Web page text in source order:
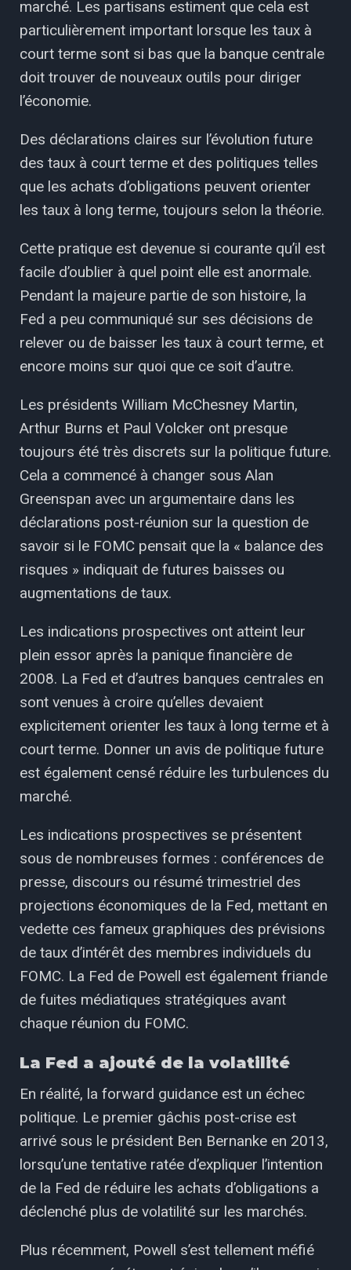
marché. Les partisans estiment que cela est
particulièrement important lorsque les taux à
court terme sont si bas que la banque centrale
doit trouver de nouveaux outils pour diriger
l’économie.
Des déclarations claires sur l’évolution future
des taux à court terme et des politiques telles
que les achats d’obligations peuvent orienter
les taux à long terme, toujours selon la théorie.
Cette pratique est devenue si courante qu’il est
facile d’oublier à quel point elle est anormale.
Pendant la majeure partie de son histoire, la
Fed a peu communiqué sur ses décisions de
relever ou de baisser les taux à court terme, et
encore moins sur quoi que ce soit d’autre.
Les présidents William McChesney Martin,
Arthur Burns et Paul Volcker ont presque
toujours été très discrets sur la politique future.
Cela a commencé à changer sous Alan
Greenspan avec un argumentaire dans les
déclarations post-réunion sur la question de
savoir si le FOMC pensait que la « balance des
risques » indiquait de futures baisses ou
augmentations de taux.
Les indications prospectives ont atteint leur
plein essor après la panique financière de
2008. La Fed et d’autres banques centrales en
sont venues à croire qu’elles devaient
explicitement orienter les taux à long terme et à
court terme. Donner un avis de politique future
est également censé réduire les turbulences du
marché.
Les indications prospectives se présentent
sous de nombreuses formes : conférences de
presse, discours ou résumé trimestriel des
projections économiques de la Fed, mettant en
vedette ces fameux graphiques des prévisions
de taux d’intérêt des membres individuels du
FOMC. La Fed de Powell est également friande
de fuites médiatiques stratégiques avant
chaque réunion du FOMC.
La Fed a ajouté de la volatilité
En réalité, la forward guidance est un échec
politique. Le premier gâchis post-crise est
arrivé sous le président Ben Bernanke en 2013,
lorsqu’une tentative ratée d’expliquer l’intention
de la Fed de réduire les achats d’obligations a
déclenché plus de volatilité sur les marchés.
Plus récemment, Powell s’est tellement méfié